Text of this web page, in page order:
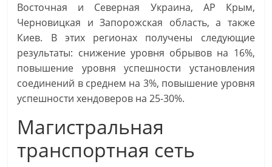
Восточная и Северная Украина, АР Крым,
Черновицкая и Запорожская область, а также
Киев. В этих регионах получены следующие
результаты: снижение уровня обрывов на 16%,
повышение уровня успешности установления
соединений в среднем на 3%, повышение уровня
успешности хендоверов на 25-30%.
Магистральная
транспортная сеть